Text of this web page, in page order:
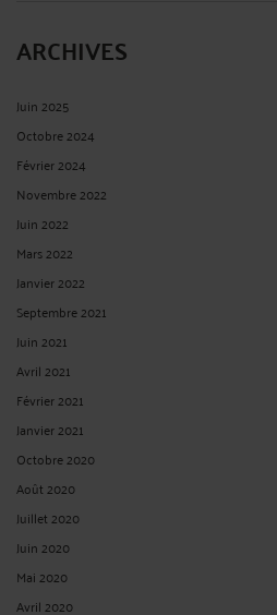
ARCHIVES
Juin 2025
Octobre 2024
Février 2024
Novembre 2022
Juin 2022
Mars 2022
Janvier 2022
Septembre 2021
Juin 2021
Avril 2021
Février 2021
Janvier 2021
Octobre 2020
Août 2020
Juillet 2020
Juin 2020
Mai 2020
Avril 2020